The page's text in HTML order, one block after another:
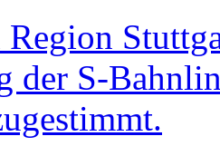
Region
der S-